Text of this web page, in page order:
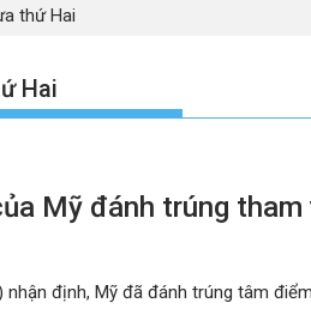
thứ Hai
Hai
Mỹ đánh trúng tham
nhận định, Mỹ đã đánh trúng tâm